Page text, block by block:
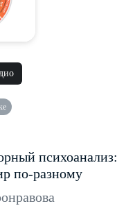
психоанализ:
по-разному